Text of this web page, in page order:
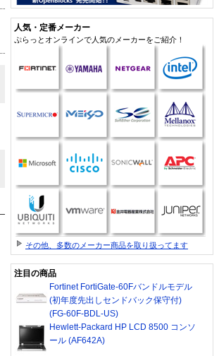
人気・定番メーカー
ぷらっとオンラインで人気のメーカーをご紹介！
その他、多数のメーカー商品を取り扱ってます
注目の商品
Fortinet FortiGate-60Fバンドルモデル
(初年度先出しセンドバック保守付)
(FG-60F-BDL-US)
Hewlett-Packard HP LCD 8500 コンソ
ール (AF642A)